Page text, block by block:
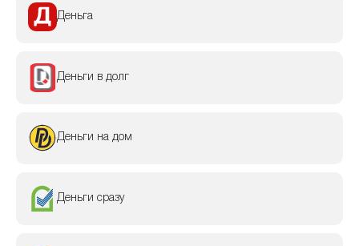
Деньга
Деньги в долг
Деньги на дом
Деньги сразу